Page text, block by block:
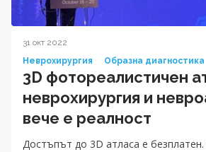
31 окт 2022
Неврохирургия
Образна диагностика
3D фотореалистичен
неврохирургия и
вече е реалност
Достъпът до 3D атласа е